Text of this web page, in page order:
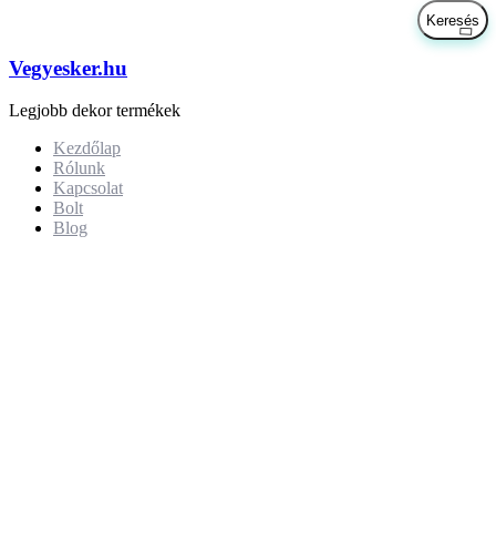
Vegyesker.hu
Legjobb dekor termékek
Kezdőlap
Rólunk
Kapcsolat
Bolt
Blog